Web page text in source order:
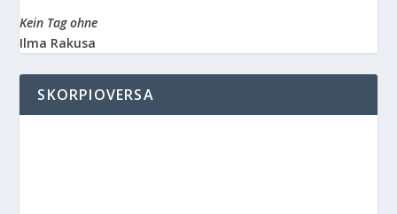
Kein Tag ohne
Ilma Rakusa
SKORPIOVERSA